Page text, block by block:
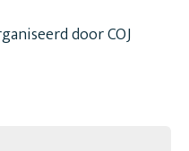
door COJ